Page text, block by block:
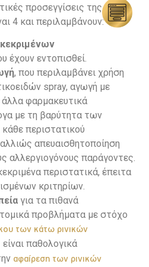
προσεγγίσεις της
4 και περιλαμβάνουν:
έχουν εντοπισθεί.
, που περιλαμβάνει χρήση
spray, αγωγή με
άλλα φαρμακευτικά
με τη βαρύτητα των
περιστατικού
απευαισθητοποίηση
αλλεργιογόνους παράγοντες.
περιστατικά, έπειτα
κριτηρίων.
για τα πιθανά
προβλήματα με στόχο
των κάτω ρινικών
παθολογικά
αφαίρεση των ρινικών